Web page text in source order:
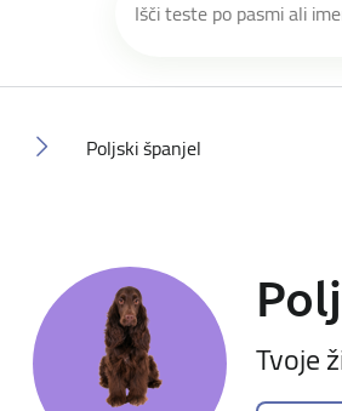
Poljski španjel
Tvoje